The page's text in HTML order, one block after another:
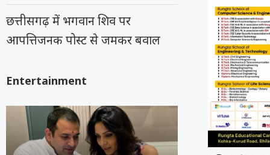
छत्तीसगढ़ में भगवान शिव पर
आपत्तिजनक पोस्ट से जमकर बवाल
Entertainment